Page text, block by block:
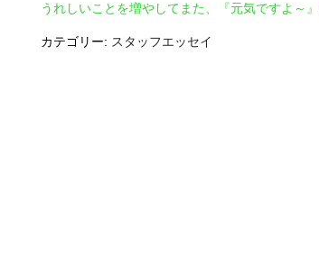
うれしいことを増やしてまた、『元気ですよ～
カテゴリー: スタッフエッセイ